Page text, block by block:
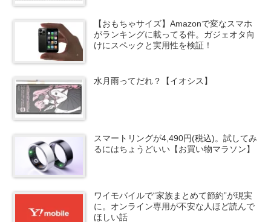
【おもちゃサイズ】Amazonで変なスマホ
がランキングに載ってる件。ガジェオタ向
けにスペックと実用性を検証！
水月雨ってだれ？【イオシス】
スマートリングが4,490円(税込)。試してみ
るにはちょうどいい【お買い物マラソン】
ワイモバイルで“家族まとめて節約”が現実
に。オンライン専用が不安な人ほど読んで
ほしい話